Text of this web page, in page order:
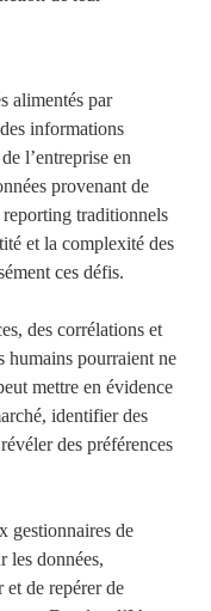
alimentés par
informations
l’entreprise en
provenant de
traditionnels
et la complexité des
ces défis.
des corrélations et
humains pourraient ne
mettre en évidence
identifier des
des préférences
gestionnaires de
les données,
et de repérer de